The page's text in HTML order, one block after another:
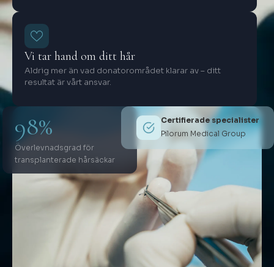
Vi tar hand om ditt hår
Aldrig mer än vad donatorområdet klarar av – ditt
resultat är vårt ansvar.
98%
Överlevnadsgrad för
transplanterade hårsäckar
Certifierade specialister
Pilorum Medical Group